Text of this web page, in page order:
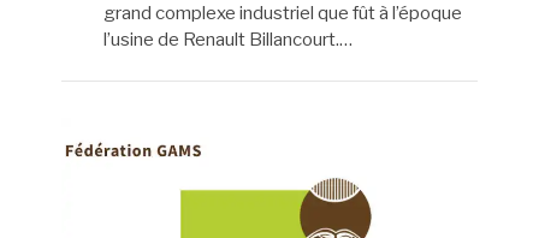
grand complexe industriel que fût à l’époque
l’usine de Renault Billancourt.…